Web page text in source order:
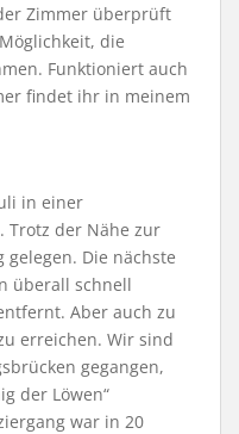
Zimmer überprüft
die
Funktioniert auch
findet ihr in meinem
in einer
Trotz der Nähe zur
Die nächste
überall schnell
Aber auch zu
erreichen. Wir sind
gegangen,
der Löwen“
war in 20